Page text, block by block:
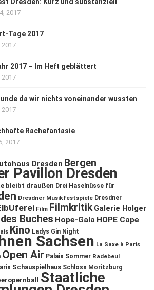
Dresden: Kurz und substanziell
2017
Tage 2017
2017
2017 – Im Heft geblättert
2017
da wir nichts voneinander wussten
2017
Rachefantasie
2017
Dresden Bergen
Pavillon Dresden
bleibt draußen Drei Haselnüsse für
Dresdner Musikfestspiele Dresdner
Film Filmkritik Galerie Holger
Buches Hope-Gala HOPE Cape
Kino Ladys Gin Night
Sachsen La Saxe à Paris
Open Air Palais Sommer Radebeul
Schauspielhaus Schloss Moritzburg
Staatliche